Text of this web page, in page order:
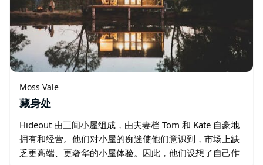
Moss Vale
藏身处
Hideout 由三间小屋组成，由夫妻档 Tom 和 Kate 自豪地
拥有和经营。他们对小屋的痴迷使他们意识到，市场上缺
乏更高端、更奢华的小屋体验。因此，他们设想了自己作